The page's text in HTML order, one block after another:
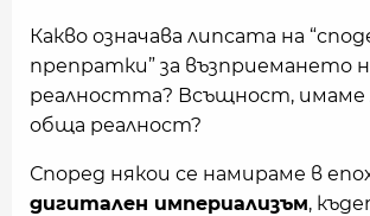
Какво означава липсата на
препратки” за възприемането
реалността? Всъщност, имаме
обща реалност?
Според някои се намираме в
дигитален империализъм,